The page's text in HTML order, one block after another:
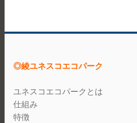
◎綾ユネスコエコパーク
ユネスコエコパークとは
仕組み
特徴